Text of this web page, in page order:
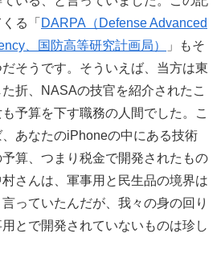
る「 DARPA（Defense Advanced
、国防高等研究計画局）
」もそ
そうです。そういえば、当方は東
折、NASAの技官を紹介されたこ
予算を下す職務の人間でした。こ
あなたのiPhoneの中にある技術
算、つまり税金で開発されたもの
さんは、軍事用と民生品の境界は
っていたんだが、我々の身の回り
とで開発されていないものは珍し